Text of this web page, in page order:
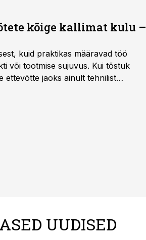
kõige kallimat kulu –
kuid praktikas määravad töö
või tootmise sujuvus. Kui tõstuk
ettevõtte jaoks ainult tehnilist
UUDISED